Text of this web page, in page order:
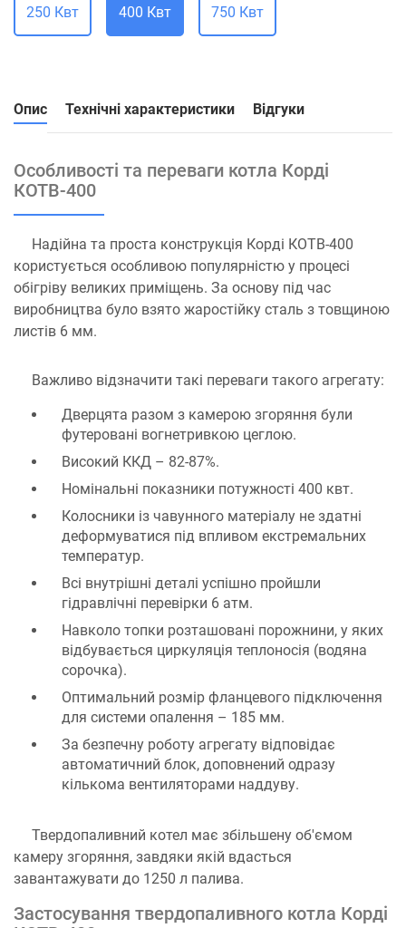
250 Квт 400 Квт 750 Квт
Опис Технічні характеристики Відгуки
Особливості та переваги котла Корді
КОТВ-400
Надійна та проста конструкція Корді КОТВ-400
користується особливою популярністю у процесі
обігріву великих приміщень. За основу під час
виробництва було взято жаростійку сталь з товщиною
листів 6 мм.
Важливо відзначити такі переваги такого агрегату:
Дверцята разом з камерою згоряння були
футеровані вогнетривкою цеглою.
Високий ККД – 82-87%.
Номінальні показники потужності 400 квт.
Колосники із чавунного матеріалу не здатні
деформуватися під впливом екстремальних
температур.
Всі внутрішні деталі успішно пройшли
гідравлічні перевірки 6 атм.
Навколо топки розташовані порожнини, у яких
відбувається циркуляція теплоносія (водяна
сорочка).
Оптимальний розмір фланцевого підключення
для системи опалення – 185 мм.
За безпечну роботу агрегату відповідає
автоматичний блок, доповнений одразу
кількома вентиляторами наддуву.
Твердопаливний котел має збільшену об'ємом
камеру згоряння, завдяки якій вдасться
завантажувати до 1250 л палива.
Застосування твердопаливного котла Корді